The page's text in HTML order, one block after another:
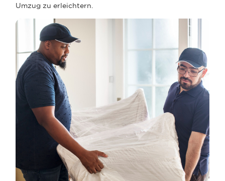
Umzug zu erleichtern.